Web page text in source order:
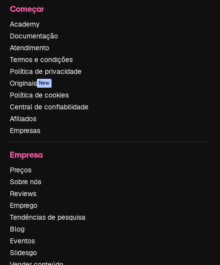
Começar
Academy
Documentação
Atendimento
Termos e condições
Política de privacidade
Originais New
Política de cookies
Central de confiabilidade
Afiliados
Empresas
Empresa
Preços
Sobre nós
Reviews
Emprego
Tendências de pesquisa
Blog
Eventos
Slidesgo